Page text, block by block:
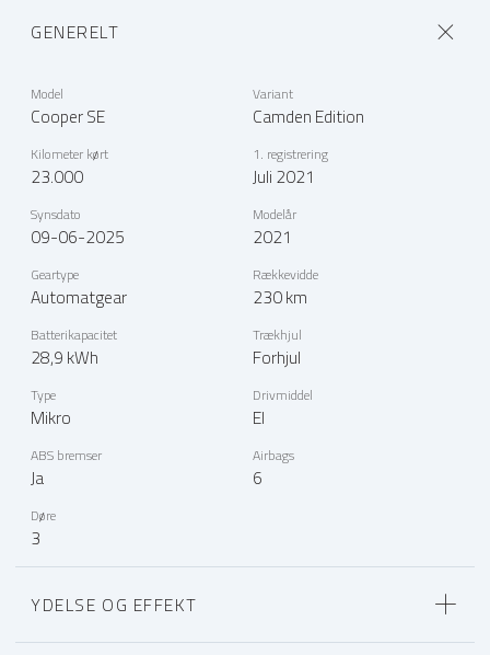
GENERELT
Model
Cooper SE
Variant
Camden Edition
Kilometer kørt
23.000
1. registrering
Juli 2021
Synsdato
09-06-2025
Modelår
2021
Geartype
Automatgear
Rækkevidde
230 km
Batterikapacitet
28,9 kWh
Trækhjul
Forhjul
Type
Mikro
Drivmiddel
El
ABS bremser
Ja
Airbags
6
Døre
3
YDELSE OG EFFEKT